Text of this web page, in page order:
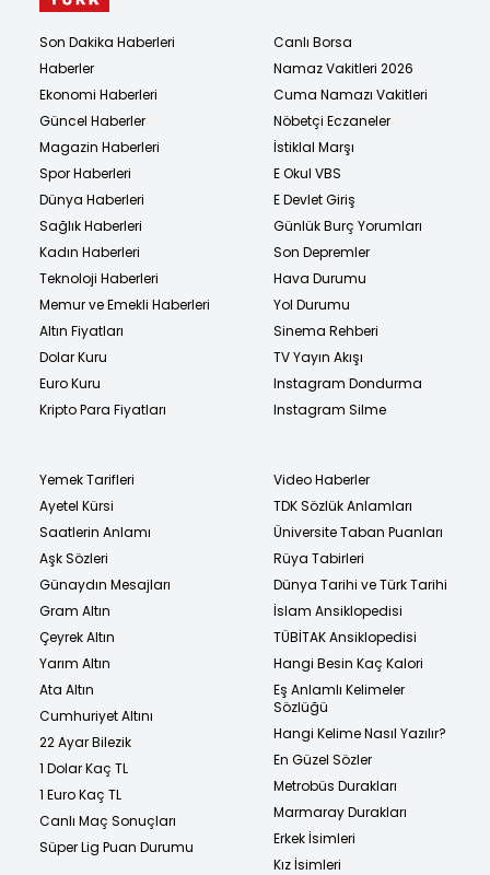
Son Dakika Haberleri
Haberler
Ekonomi Haberleri
Güncel Haberler
Magazin Haberleri
Spor Haberleri
Dünya Haberleri
Sağlık Haberleri
Kadın Haberleri
Teknoloji Haberleri
Memur ve Emekli Haberleri
Altın Fiyatları
Dolar Kuru
Euro Kuru
Kripto Para Fiyatları
Canlı Borsa
Namaz Vakitleri 2026
Cuma Namazı Vakitleri
Nöbetçi Eczaneler
İstiklal Marşı
E Okul VBS
E Devlet Giriş
Günlük Burç Yorumları
Son Depremler
Hava Durumu
Yol Durumu
Sinema Rehberi
TV Yayın Akışı
Instagram Dondurma
Instagram Silme
Yemek Tarifleri
Ayetel Kürsi
Saatlerin Anlamı
Aşk Sözleri
Günaydın Mesajları
Gram Altın
Çeyrek Altın
Yarım Altın
Ata Altın
Cumhuriyet Altını
22 Ayar Bilezik
1 Dolar Kaç TL
1 Euro Kaç TL
Canlı Maç Sonuçları
Süper Lig Puan Durumu
Video Haberler
TDK Sözlük Anlamları
Üniversite Taban Puanları
Rüya Tabirleri
Dünya Tarihi ve Türk Tarihi
İslam Ansiklopedisi
TÜBİTAK Ansiklopedisi
Hangi Besin Kaç Kalori
Eş Anlamlı Kelimeler
Sözlüğü
Hangi Kelime Nasıl Yazılır?
En Güzel Sözler
Metrobüs Durakları
Marmaray Durakları
Erkek İsimleri
Kız İsimleri